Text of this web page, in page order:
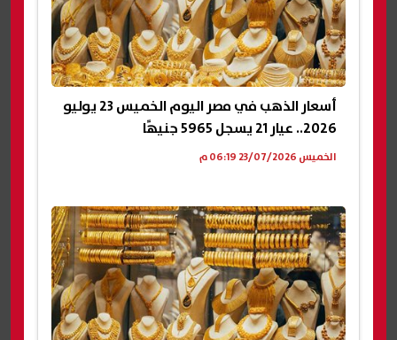
أسعار الذهب في مصر اليوم الخميس 23 يوليو
2026.. عيار 21 يسجل 5965 جنيهًا
الخميس 23/07/2026 06:19 م